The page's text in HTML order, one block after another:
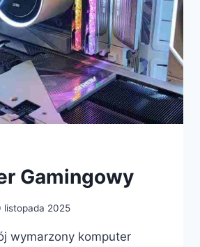
Gamingowy
listopada 2025
wymarzony komputer